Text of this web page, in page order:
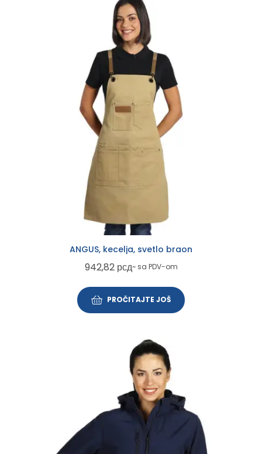
ANGUS, kecelja, svetlo braon
942,82 рсд~ sa PDV-om
PROČITAJTE JOŠ